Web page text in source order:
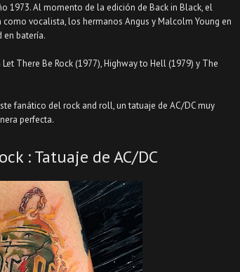
1973. Al momento de la edición de Back in Black, el
vocalista, los hermanos Angus y Malcolm Young en
en batería.
There Be Rock (1977), Highway to Hell (1979) y The
fanático del rock and roll, un tatuaje de AC/DC muy
perfecta.
: Tatuaje de AC/DC